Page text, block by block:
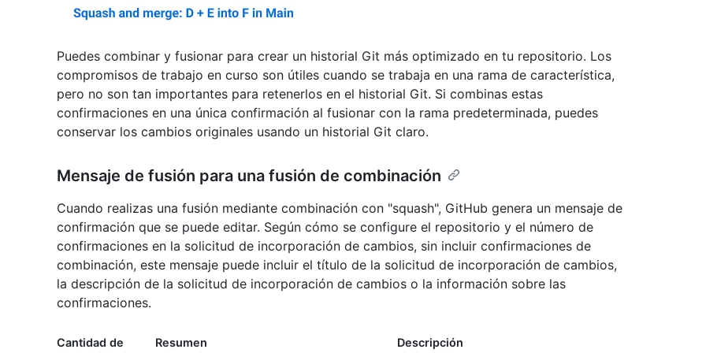
Puedes combinar y fusionar para crear un historial Git más optimizado en tu repositorio. Los
compromisos de trabajo en curso son útiles cuando se trabaja en una rama de característica,
pero no son tan importantes para retenerlos en el historial Git. Si combinas estas
confirmaciones en una única confirmación al fusionar con la rama predeterminada, puedes
conservar los cambios originales usando un historial Git claro.
Mensaje de fusión para una fusión de combinación
Cuando realizas una fusión mediante combinación con "squash", GitHub genera un mensaje de
confirmación que se puede editar. Según cómo se configure el repositorio y el número de
confirmaciones en la solicitud de incorporación de cambios, sin incluir confirmaciones de
combinación, este mensaje puede incluir el título de la solicitud de incorporación de cambios,
la descripción de la solicitud de incorporación de cambios o la información sobre las
confirmaciones.
Cantidad de
Resumen Descripción